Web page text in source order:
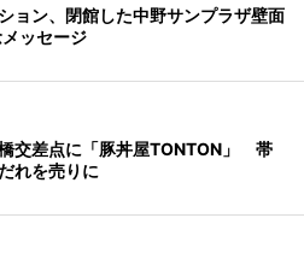
ョン、閉館した中野サンプラザ壁面
ッセージ
交差点に「豚丼屋TONTON」 帯
れを売りに